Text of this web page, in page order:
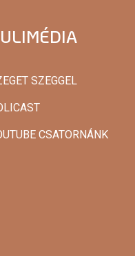
SZEGGEL
CSATORNÁNK